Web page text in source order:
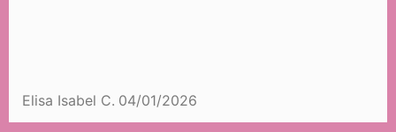
Elisa Isabel C. 04/01/2026